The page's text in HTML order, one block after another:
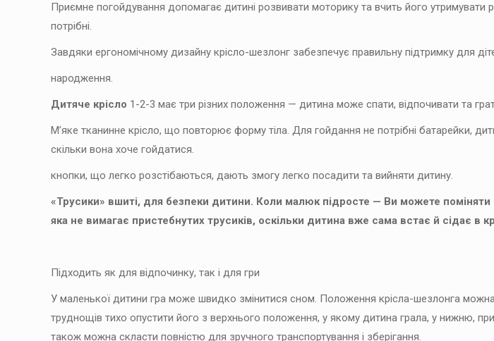
Приємне погойдування допомагає дитині розвивати моторику та вчить його утримувати
потрібні.
Завдяки ергономічному дизайну крісло-шезлонг забезпечує правильну підтримку для
народження.
Дитяче крісло 1-2-3 має три різних положення — дитина може спати, відпочивати та
М’яке тканинне крісло, що повторює форму тіла. Для гойдання не потрібні батарейки,
скільки вона хоче гойдатися.
кнопки, що легко розстібаються, дають змогу легко посадити та вийняти дитину.
«Трусики» вшиті, для безпеки дитини. Коли малюк підросте — Ви можете
яка не вимагає пристебнутих трусиків, оскільки дитина вже сама встає й сідає в
Підходить як для відпочинку, так і для гри
У маленької дитини гра може швидко змінитися сном. Положення крісла-шезлонга
труднощів тихо опустити його з верхнього положення, у якому дитина грала, у нижню,
також можна скласти повністю для зручного транспортування і зберігання.